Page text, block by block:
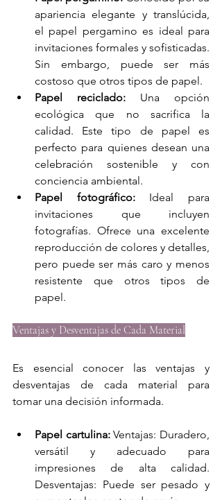
apariencia elegante y translúcida,
el papel pergamino es ideal para
invitaciones formales y sofisticadas.
Sin embargo, puede ser más
costoso que otros tipos de papel.
Papel reciclado: Una opción
ecológica que no sacrifica la
calidad. Este tipo de papel es
perfecto para quienes desean una
celebración sostenible y con
conciencia ambiental.
Papel fotográfico: Ideal para
invitaciones que incluyen
fotografías. Ofrece una excelente
reproducción de colores y detalles,
pero puede ser más caro y menos
resistente que otros tipos de
papel.
Ventajas y Desventajas de Cada Material
Es esencial conocer las ventajas y
desventajas de cada material para
tomar una decisión informada.
Papel cartulina: Ventajas: Duradero,
versátil y adecuado para
impresiones de alta calidad.
Desventajas: Puede ser pesado y